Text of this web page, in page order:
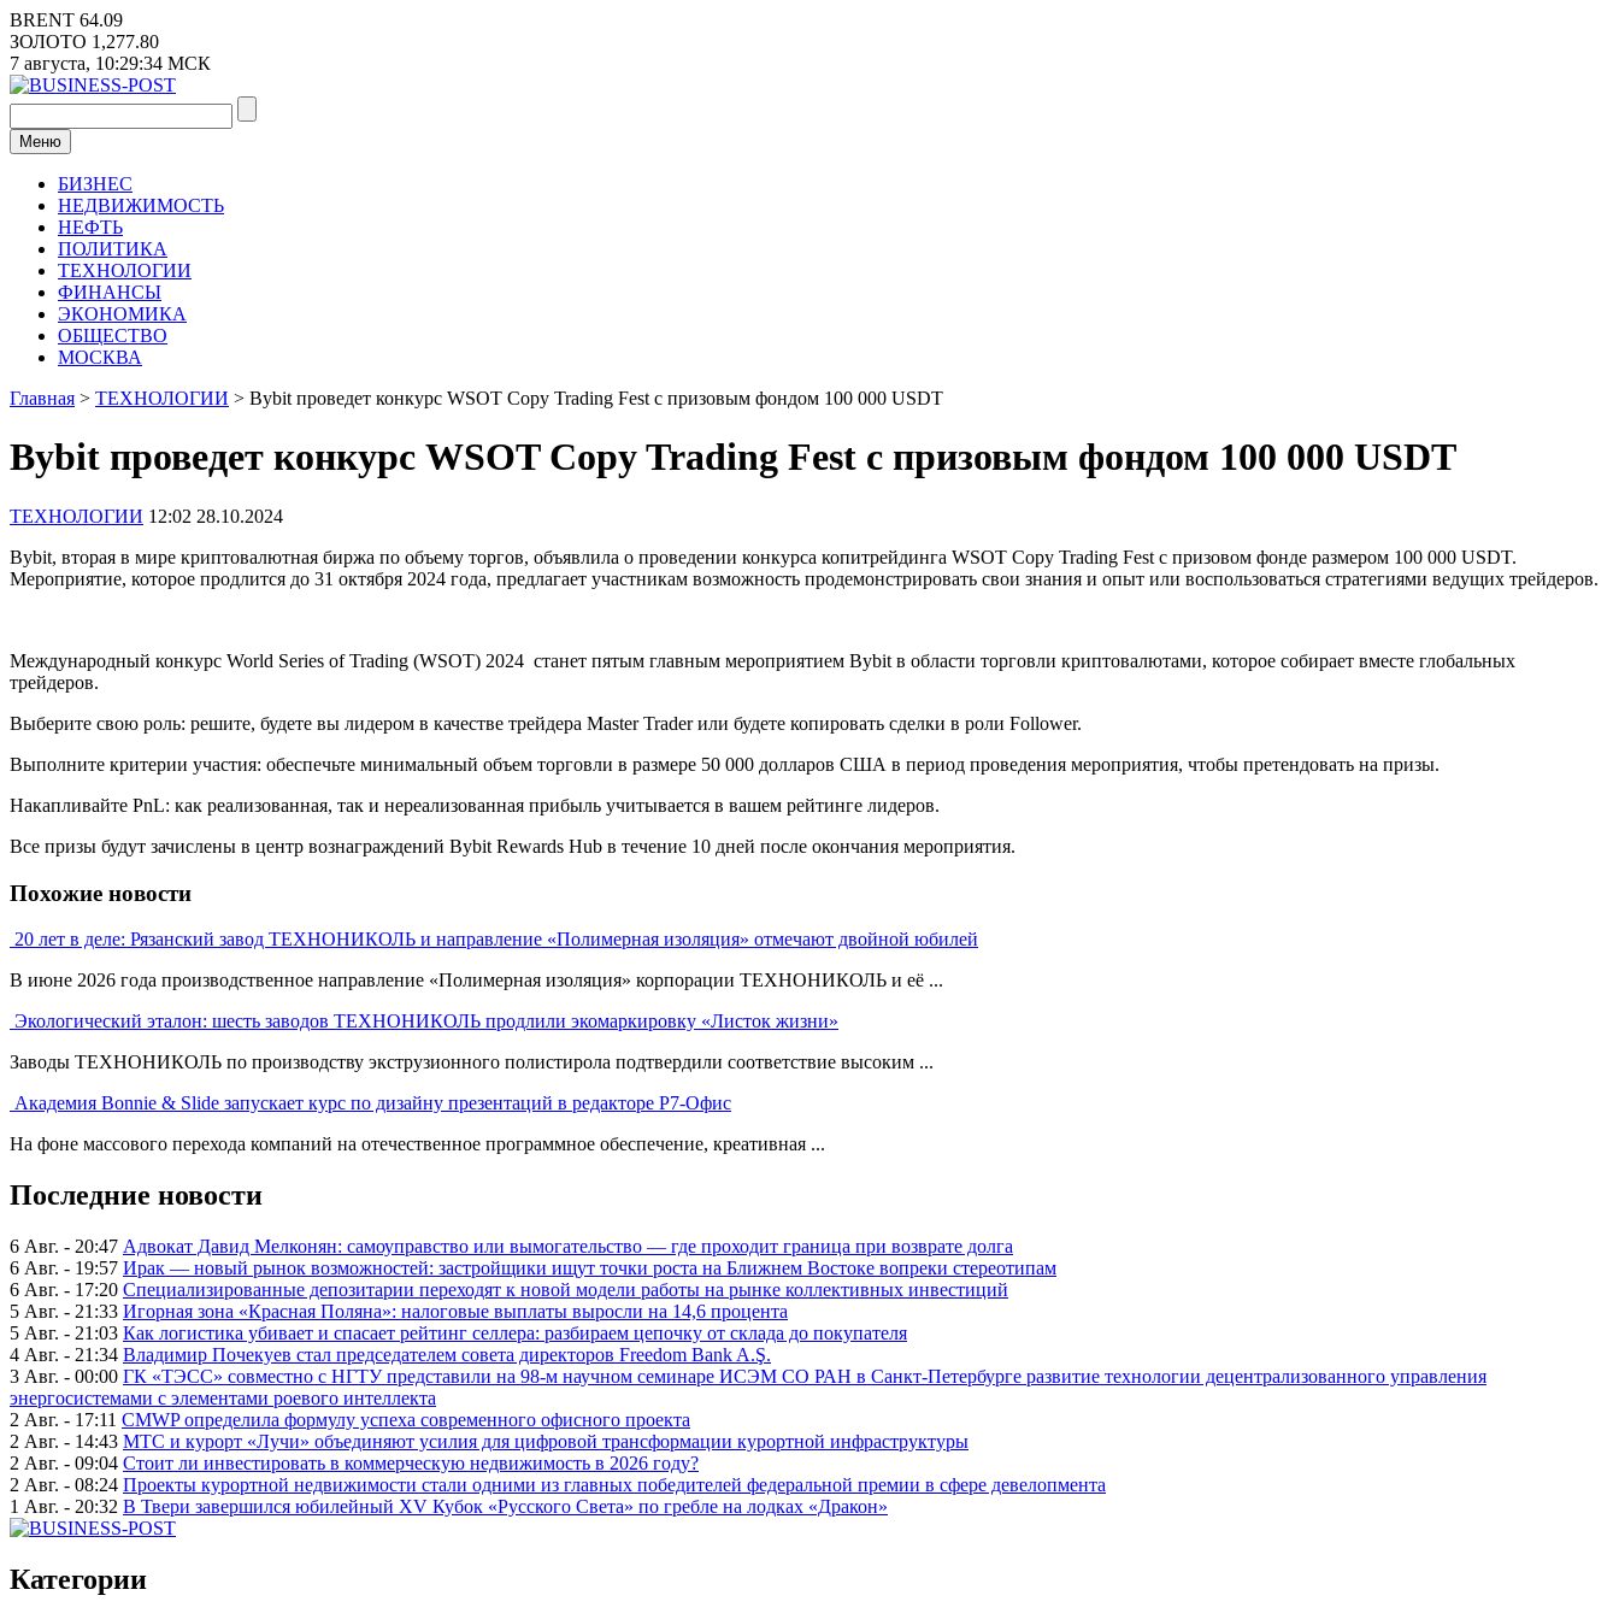
Перейти
к
содержимому
BRENT 64.09
ЗОЛОТО 1,277.80
7 августа, 10:29:35 МСК
Меню
БИЗНЕС
НЕДВИЖИМОСТЬ
НЕФТЬ
ПОЛИТИКА
ТЕХНОЛОГИИ
ФИНАНСЫ
ЭКОНОМИКА
ОБЩЕСТВО
МОСКВА
Главная > ТЕХНОЛОГИИ > Bybit проведет конкурс WSOT Copy Trading Fest с призовым фондом 100 000 USDT
Bybit проведет конкурс WSOT Copy Trading Fest с призовым фондом 100 000 USDT
ТЕХНОЛОГИИ 12:02 28.10.2024
Bybit, вторая в мире криптовалютная биржа по объему торгов, объявлила о проведении конкурса копитрейдинга WSOT Copy Trading Fest с призовом фонде размером 100 000 USDT.
Мероприятие, которое продлится до 31 октября 2024 года, предлагает участникам возможность продемонстрировать свои знания и опыт или воспользоваться стратегиями ведущих трейдеров.
Международный конкурс World Series of Trading (WSOT) 2024 станет пятым главным мероприятием Bybit в области торговли криптовалютами, которое собирает вместе глобальных
трейдеров.
Выберите свою роль: решите, будете вы лидером в качестве трейдера Master Trader или будете копировать сделки в роли Follower.
Выполните критерии участия: обеспечьте минимальный объем торговли в размере 50 000 долларов США в период проведения мероприятия, чтобы претендовать на призы.
Накапливайте PnL: как реализованная, так и нереализованная прибыль учитывается в вашем рейтинге лидеров.
Все призы будут зачислены в центр вознаграждений Bybit Rewards Hub в течение 10 дней после окончания мероприятия.
Похожие новости
20 лет в деле: Рязанский завод ТЕХНОНИКОЛЬ и направление «Полимерная изоляция» отмечают двойной юбилей
В июне 2026 года производственное направление «Полимерная изоляция» корпорации ТЕХНОНИКОЛЬ и её ...
Экологический эталон: шесть заводов ТЕХНОНИКОЛЬ продлили экомаркировку «Листок жизни»
Заводы ТЕХНОНИКОЛЬ по производству экструзионного полистирола подтвердили соответствие высоким ...
Академия Bonnie & Slide запускает курс по дизайну презентаций в редакторе Р7-Офис
На фоне массового перехода компаний на отечественное программное обеспечение, креативная ...
Последние новости
6 Авг. - 20:47 Адвокат Давид Мелконян: самоуправство или вымогательство — где проходит граница при возврате долга
6 Авг. - 19:57 Ирак — новый рынок возможностей: застройщики ищут точки роста на Ближнем Востоке вопреки стереотипам
6 Авг. - 17:20 Специализированные депозитарии переходят к новой модели работы на рынке коллективных инвестиций
5 Авг. - 21:33 Игорная зона «Красная Поляна»: налоговые выплаты выросли на 14,6 процента
5 Авг. - 21:03 Как логистика убивает и спасает рейтинг селлера: разбираем цепочку от склада до покупателя
4 Авг. - 21:34 Владимир Почекуев стал председателем совета директоров Freedom Bank A.Ş.
3 Авг. - 00:00 ГК «ТЭСС» совместно с НГТУ представили на 98-м научном семинаре ИСЭМ СО РАН в Санкт-Петербурге развитие технологии децентрализованного управления
энергосистемами с элементами роевого интеллекта
2 Авг. - 17:11 CMWP определила формулу успеха современного офисного проекта
2 Авг. - 14:43 МТС и курорт «Лучи» объединяют усилия для цифровой трансформации курортной инфраструктуры
2 Авг. - 09:04 Стоит ли инвестировать в коммерческую недвижимость в 2026 году?
2 Авг. - 08:24 Проекты курортной недвижимости стали одними из главных победителей федеральной премии в сфере девелопмента
1 Авг. - 20:32 В Твери завершился юбилейный XV Кубок «Русского Света» по гребле на лодках «Дракон»
Категории